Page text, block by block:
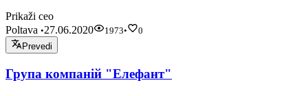
Prikaži ceo
Poltava •27.06.2020 1973•
0
Prevedi
Група компаній "Елефант"